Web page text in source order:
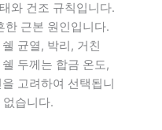
와 건조 규칙입니다.
한 근본 원인입니다.
균열, 박리, 거친
두께는 합금 온도,
고려하여 선택됩니
습니다.